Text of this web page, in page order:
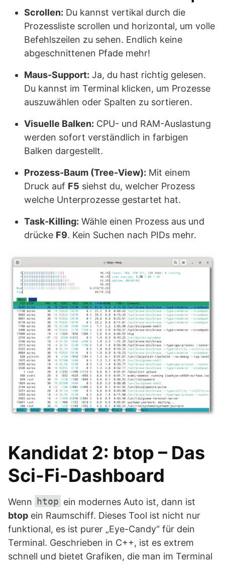
Scrollen: Du kannst vertikal durch die
Prozessliste scrollen und horizontal, um volle
Befehlszeilen zu sehen. Endlich keine
abgeschnittenen Pfade mehr!
Maus-Support: Ja, du hast richtig gelesen.
Du kannst im Terminal klicken, um Prozesse
auszuwählen oder Spalten zu sortieren.
Visuelle Balken: CPU- und RAM-Auslastung
werden sofort verständlich in farbigen
Balken dargestellt.
Prozess-Baum (Tree-View): Mit einem
Druck auf F5 siehst du, welcher Prozess
welche Unterprozesse gestartet hat.
Task-Killing: Wähle einen Prozess aus und
drücke F9. Kein Suchen nach PIDs mehr.
Kandidat 2: btop – Das
Sci-Fi-Dashboard
Wenn htop ein modernes Auto ist, dann ist
btop ein Raumschiff. Dieses Tool ist nicht nur
funktional, es ist purer „Eye-Candy“ für dein
Terminal. Geschrieben in C++, ist es extrem
schnell und bietet Grafiken, die man im Terminal